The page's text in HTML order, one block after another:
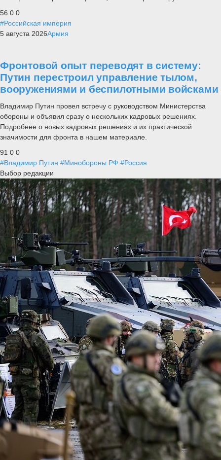
56 0 0
#Российская империя
5 августа 2026Армия
Фронтовой опыт переводят в систему:
Путин перестроил управление тылом,
вооружениями и беспилотными войсками
Владимир Путин провел встречу с руководством Министерства
обороны и объявил сразу о нескольких кадровых решениях.
Подробнее о новых кадровых решениях и их практической
значимости для фронта в нашем материале.
91 0 0
#Владимир Путин #Минобороны РФ #Россия
Выбор редакции